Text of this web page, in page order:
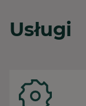
Usługi